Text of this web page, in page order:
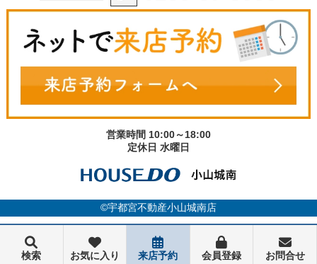
営業時間 10:00～18:00
定休日 水曜日
©宇都宮不動産小山城南店
検索 お気に入り 来店予約 会員登録 お問合せ